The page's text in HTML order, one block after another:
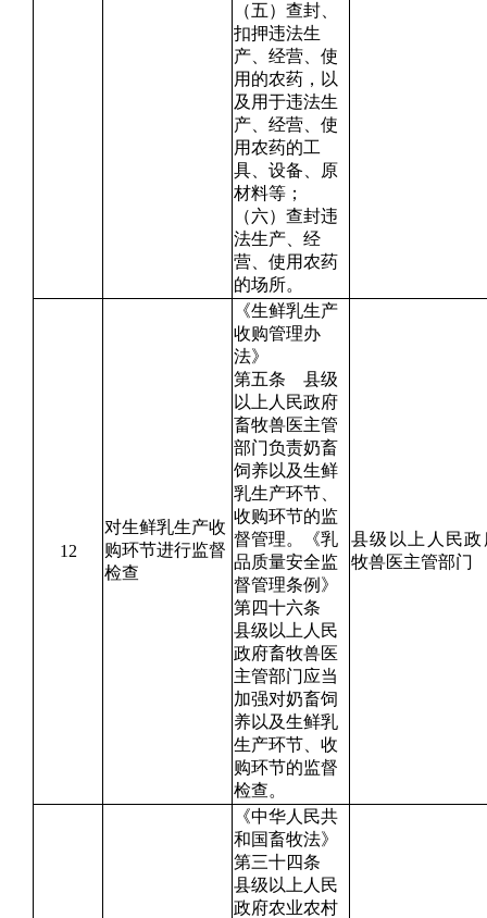
（五）查封、
扣押违法生
产、经营、使
用的农药，以
及用于违法生
产、经营、使
用农药的工
具、设备、原
材料等；
（六）查封违
法生产、经
营、使用农药
的场所。
12
对生鲜乳生产收
购环节进行监督
检查
《生鲜乳生产
收购管理办
法》
第五条 县级
以上人民政府
畜牧兽医主管
部门负责奶畜
饲养以及生鲜
乳生产环节、
收购环节的监
督管理。《乳
品质量安全监
督管理条例》
第四十六条
县级以上人民
政府畜牧兽医
主管部门应当
加强对奶畜饲
养以及生鲜乳
生产环节、收
购环节的监督
检查。
县级以上人民政
牧兽医主管部门
《中华人民共
和国畜牧法》
第三十四条
县级以上人民
政府农业农村